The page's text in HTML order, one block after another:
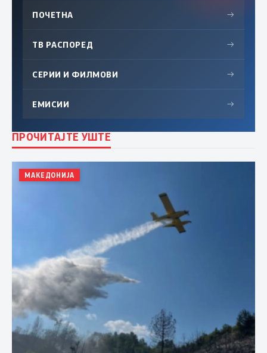
ПОЧЕТНА →
ТВ РАСПОРЕД →
СЕРИИ И ФИЛМОВИ →
ЕМИСИИ →
ПРОЧИТАЈТЕ УШТЕ
МАКЕДОНИЈА